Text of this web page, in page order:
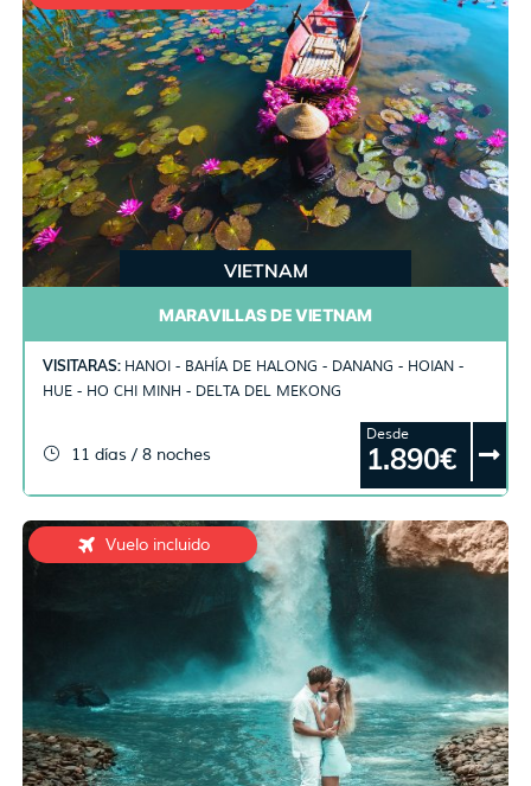
VIETNAM
MARAVILLAS DE VIETNAM
VISITARAS: HANOI - BAHÍA DE HALONG - DANANG - HOIAN -
HUE - HO CHI MINH - DELTA DEL MEKONG
11 días / 8 noches
Desde
1.890€
Vuelo incluido